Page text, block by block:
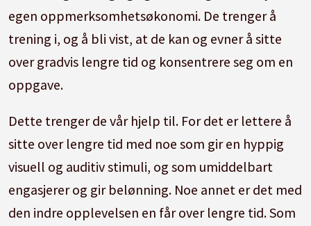
egen oppmerksomhetsøkonomi. De trenger å
trening i, og å bli vist, at de kan og evner å sitte
over gradvis lengre tid og konsentrere seg om en
oppgave.
Dette trenger de vår hjelp til. For det er lettere å
sitte over lengre tid med noe som gir en hyppig
visuell og auditiv stimuli, og som umiddelbart
engasjerer og gir belønning. Noe annet er det med
den indre opplevelsen en får over lengre tid. Som